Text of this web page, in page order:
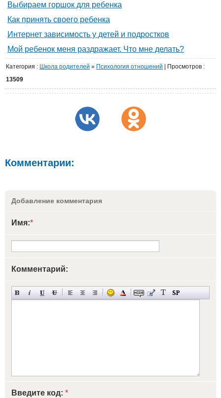
Выбираем горшок для ребенка
Как принять своего ребенка
Интернет зависимость у детей и подростков
Мой ребенок меня раздражает. Что мне делать?
Категория : Школа родителей » Психология отношений Просмотров :
13509
Комментарии:
Добавление комментария
Имя:*
Комментарий:
Введите код: *